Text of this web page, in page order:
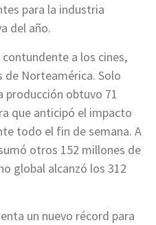
para la industria
del año.
a los cines,
de Norteamérica. Solo
producción obtuvo 71
que anticipó el impacto
todo el fin de semana. A
otros 152 millones de
global alcanzó los 312
un nuevo récord para